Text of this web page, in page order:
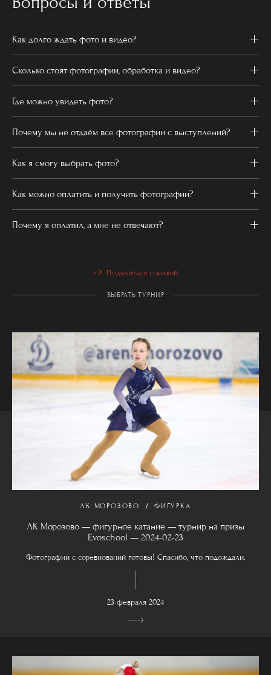
Как долго ждать фото и видео?
Сколько стоят фотографии, обработка и видео?
Где можно увидеть фото?
Почему мы не отдаём все фотографии с выступлений?
Как я смогу выбрать фото?
Как можно оплатить и получить фотографии?
Почему я оплатил, а мне не отвечают?
Поделиться ссылкой
ВЫБРАТЬ ТУРНИР
ЛК МОРОЗОВО ФИГУРКА
ЛК Морозово — фигурное катание — турнир на призы
Evoschool — 2024-02-23
Фотографии с соревнований готовы! Спасибо, что подождали.
23 февраля 2024